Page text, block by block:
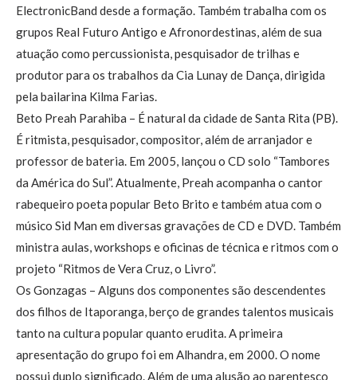
ElectronicBand desde a formação. Também trabalha com os
grupos Real Futuro Antigo e Afronordestinas, além de sua
atuação como percussionista, pesquisador de trilhas e
produtor para os trabalhos da Cia Lunay de Dança, dirigida
pela bailarina Kilma Farias.
Beto Preah Parahiba – É natural da cidade de Santa Rita (PB).
É ritmista, pesquisador, compositor, além de arranjador e
professor de bateria. Em 2005, lançou o CD solo “Tambores
da América do Sul”. Atualmente, Preah acompanha o cantor
rabequeiro poeta popular Beto Brito e também atua com o
músico Sid Man em diversas gravações de CD e DVD. Também
ministra aulas, workshops e oficinas de técnica e ritmos com o
projeto “Ritmos de Vera Cruz, o Livro”.
Os Gonzagas – Alguns dos componentes são descendentes
dos filhos de Itaporanga, berço de grandes talentos musicais
tanto na cultura popular quanto erudita. A primeira
apresentação do grupo foi em Alhandra, em 2000. O nome
possui duplo significado. Além de uma alusão ao parentesco